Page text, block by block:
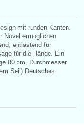
mit runden Kanten.
Novel ermöglichen
entlastend für
für die Hände. Ein
80 cm, Durchmesser
Seil) Deutsches